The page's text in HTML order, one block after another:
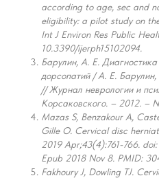
according to age, sec and
eligibility: a pilot study on
Int J Environ Res Public
10.3390/ijerph15102094.
Барулин, А. Е. Диагностика
дорсопатий / А. Е.
// Журнал неврологии и
Корсаковского. – 2012. –
Mazas S, Benzakour A,
Gille O. Cervical disc
2019 Apr;43(4):761-766.
Epub 2018 Nov 8. PMID:
Fakhoury J, Dowling TJ.